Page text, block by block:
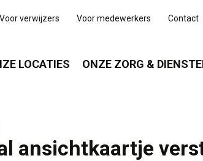
Voor verwijzers Voor medewerkers Contact
LOCATIES ONZE ZORG &
ansichtkaartje